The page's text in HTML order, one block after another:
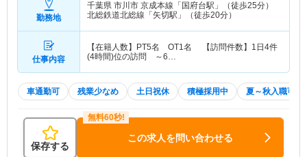
勤務地
千葉県 市川市 京成本線「国府台駅」（徒歩25分）
北総鉄道北総線「矢切駅」（徒歩20分）
仕事内容
【在籍人数】PT5名 OT1名 【訪問件数】1日4件
(4時間)位の訪問 ～6…
車通勤可 残業少なめ 土日祝休 積極採用中 夏～秋入職可
保存する
この求人を問い合わせる